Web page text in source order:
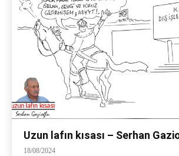
Uzun lafın kısası – Serhan
18/08/2024